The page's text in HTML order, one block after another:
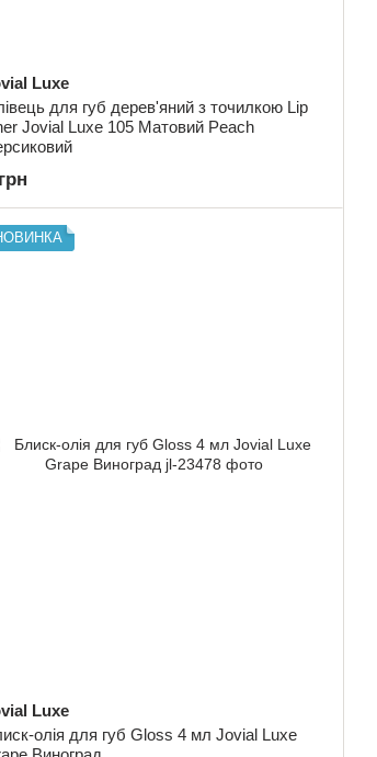
Luxe
для губ дерев'яний з точилкою Lip
Jovial Luxe 105 Матовий Peach
Luxe
олія для губ Gloss 4 мл Jovial Luxe